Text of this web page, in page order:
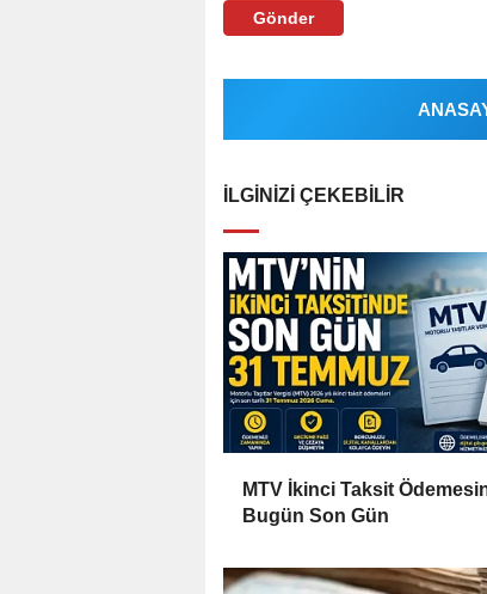
Gönder
İLGINIZI ÇEKEBILIR
MTV İkinci Taksit
Bugün Son Gün